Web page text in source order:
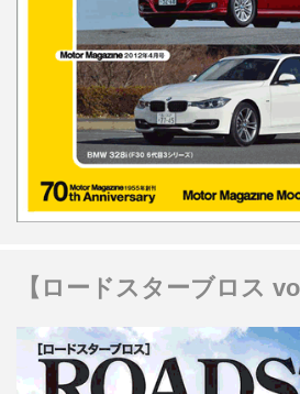
【ロードスターブロス